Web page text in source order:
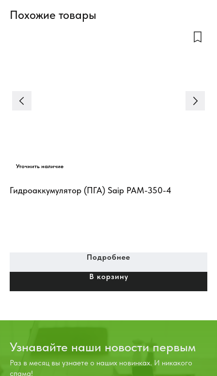
Похожие товары
Гидроаккумулятор (ПГА) Saip PAM-350-4
Подробнее
В корзину
Узнавайте наши новости первым
Раз в месяц вы узнаете о наших новинках. И никакого
спама!